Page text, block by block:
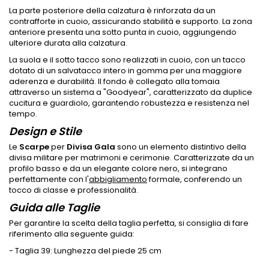
La parte posteriore della calzatura è rinforzata da un
contrafforte in cuoio, assicurando stabilità e supporto. La zona
anteriore presenta una sotto punta in cuoio, aggiungendo
ulteriore durata alla calzatura.
La suola e il sotto tacco sono realizzati in cuoio, con un tacco
dotato di un salvatacco intero in gomma per una maggiore
aderenza e durabilità. Il fondo è collegato alla tomaia
attraverso un sistema a "Goodyear", caratterizzato da duplice
cucitura e guardiolo, garantendo robustezza e resistenza nel
tempo.
Design e Stile
Le Scarpeper Divisa Gala sono un elemento distintivo della
divisa militare per matrimoni e cerimonie. Caratterizzate da un
profilo basso e da un elegante colore nero, si integrano
perfettamente con l'abbigliamentoformale, conferendo un
tocco di classe e professionalità.
Guida alle Taglie
Per garantire la scelta della taglia perfetta, si consiglia di fare
riferimento alla seguente guida:
- Taglia 39: Lunghezza del piede 25 cm